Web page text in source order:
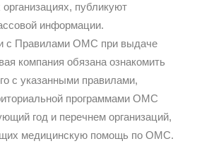
публикуют
информации.
с Правилами ОМС при выдаче
компания обязана ознакомить
с указанными правилами,
программами ОМС
год и перечнем организаций,
медицинскую помощь по ОМС.